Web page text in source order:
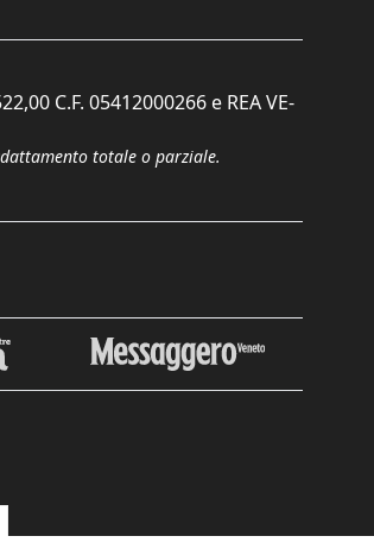
C.F. 05412000266 e REA VE-
totale o parziale.